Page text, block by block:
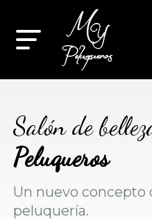
Salón de
Peluqueros
Un nuevo concepto
peluquería.